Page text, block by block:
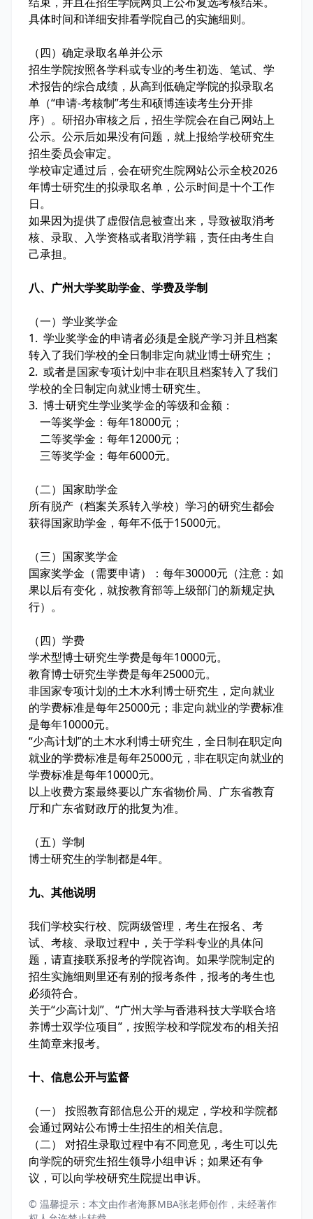
具体时间和详细安排看学院自己的实施细则。
（四）确定录取名单并公示
招生学院按照各学科或专业的考生初选、笔试、学
术报告的综合成绩，从高到低确定学院的拟录取名
单（“申请-考核制”考生和硕博连读考生分开排
序）。研招办审核之后，招生学院会在自己网站上
公示。公示后如果没有问题，就上报给学校研究生
招生委员会审定。
学校审定通过后，会在研究生院网站公示全校2026
年博士研究生的拟录取名单，公示时间是十个工作
日。
如果因为提供了虚假信息被查出来，导致被取消考
核、录取、入学资格或者取消学籍，责任由考生自
己承担。
八、广州大学奖助学金、学费及学制
（一）学业奖学金
1. 学业奖学金的申请者必须是全脱产学习并且档案
转入了我们学校的全日制非定向就业博士研究生；
2. 或者是国家专项计划中非在职且档案转入了我们
学校的全日制定向就业博士研究生。
3. 博士研究生学业奖学金的等级和金额：
一等奖学金：每年18000元；
二等奖学金：每年12000元；
三等奖学金：每年6000元。
（二）国家助学金
所有脱产（档案关系转入学校）学习的研究生都会
获得国家助学金，每年不低于15000元。
（三）国家奖学金
国家奖学金（需要申请）：每年30000元（注意：如
果以后有变化，就按教育部等上级部门的新规定执
行）。
（四）学费
学术型博士研究生学费是每年10000元。
教育博士研究生学费是每年25000元。
非国家专项计划的土木水利博士研究生，定向就业
的学费标准是每年25000元；非定向就业的学费标准
是每年10000元。
“少高计划”的土木水利博士研究生，全日制在职定向
就业的学费标准是每年25000元，非在职定向就业的
学费标准是每年10000元。
以上收费方案最终要以广东省物价局、广东省教育
厅和广东省财政厅的批复为准。
（五）学制
博士研究生的学制都是4年。
九、其他说明
我们学校实行校、院两级管理，考生在报名、考
试、考核、录取过程中，关于学科专业的具体问
题，请直接联系报考的学院咨询。如果学院制定的
招生实施细则里还有别的报考条件，报考的考生也
必须符合。
关于“少高计划”、“广州大学与香港科技大学联合培
养博士双学位项目”，按照学校和学院发布的相关招
生简章来报考。
十、信息公开与监督
（一） 按照教育部信息公开的规定，学校和学院都
会通过网站公布博士生招生的相关信息。
（二） 对招生录取过程中有不同意见，考生可以先
向学院的研究生招生领导小组申诉；如果还有争
议，可以向学校研究生院提出申诉。
© 温馨提示：本文由作者海豚MBA张老师创作，未经著作